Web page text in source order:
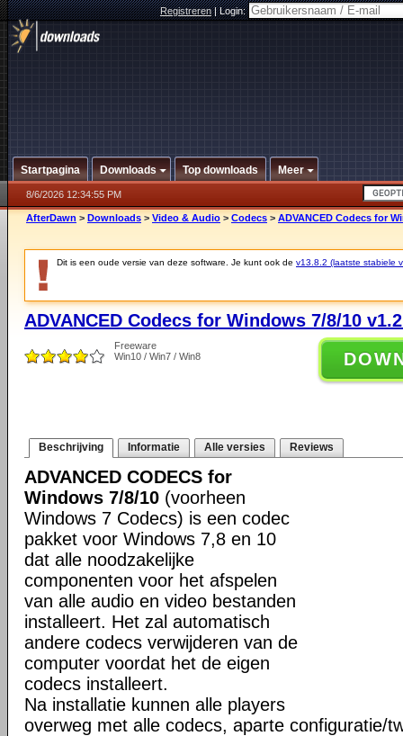
Registreren|Login:
Startpagina Downloads Top downloads Meer
8/6/2026 12:34:55 PM
AfterDawn > Downloads > Video & Audio > Codecs > ADVANCED Codecs for
Dit is een oude versie van deze software. Je kunt ook de v13.8.2 (laatste stabiele
ADVANCED Codecs for Windows 7/8/10
Freeware
Win10 / Win7 / Win8
Beschrijving Informatie Alle versies Reviews
ADVANCED CODECS for
Windows 7/8/10 (voorheen
Windows 7 Codecs) is een codec
pakket voor Windows 7,8 en 10
dat alle noodzakelijke
componenten voor het afspelen
van alle audio en video bestanden
installeert. Het zal automatisch
andere codecs verwijderen van de
computer voordat het de eigen
codecs installeert.
Na installatie kunnen alle players
overweg met alle codecs, aparte configuratie/